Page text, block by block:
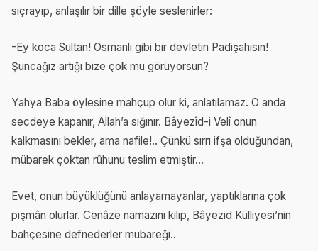
sıçrayıp, anlaşılır bir dille şöyle seslenirler:
-Ey koca Sultan! Osmanlı gibi bir devletin Padişahısın!
Şuncağız artığı bize çok mu görüyorsun?
Yahya Baba öylesine mahçup olur ki, anlatılamaz. O anda
secdeye kapanır, Allah’a sığınır. Bâyezîd-i Velî onun
kalkmasını bekler, ama nafile!.. Çünkü sırrı ifşa olduğundan,
mübarek çoktan rûhunu teslim etmiştir...
Evet, onun büyüklüğünü anlayamayanlar, yaptıklarına çok
pişmân olurlar. Cenâze namazını kılıp, Bâyezid Külliyesi’nin
bahçesine defnederler mübareği..